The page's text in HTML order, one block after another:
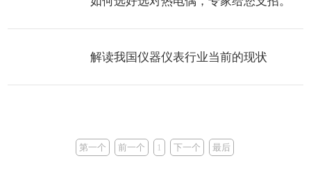
解读我国仪器仪表行业当前的现状
第一个 前一个 1 下一个 最后